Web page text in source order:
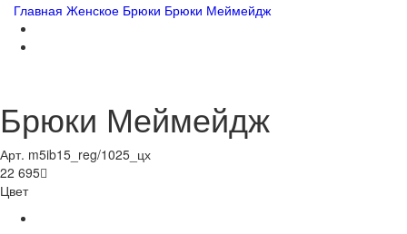
Главная Женское Брюки Брюки Меймейдж
Брюки Меймейдж
Арт. m5ib15_reg/1025_цх
22 695
Цвет